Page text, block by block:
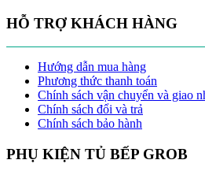
HỖ TRỢ KHÁCH HÀNG
Hướng dẫn mua hàng
Phương thức thanh toán
Chính sách vận chuyển và giao
Chính sách đổi và trả
Chính sách bảo hành
PHỤ KIỆN TỦ BẾP GROB